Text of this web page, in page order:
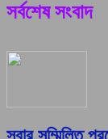
সর্বশেষ সংবাদ